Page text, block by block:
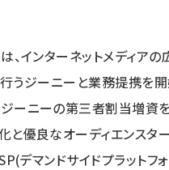
、インターネットメディア
行うジーニーと業務提携を
ーニーの第三者割当増資
と優良なオーディエンスタ
デマンドサイドプラットフ